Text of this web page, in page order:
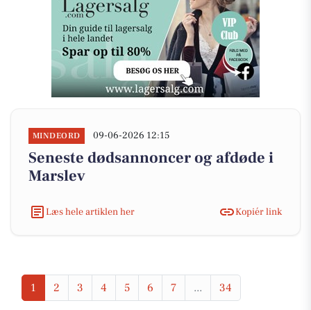
MINDEORD 09-06-2026 12:15
Seneste dødsannoncer og afdøde i
Marslev
Læs hele artiklen her Kopiér link
1 2 3 4 5 6 7 ... 34